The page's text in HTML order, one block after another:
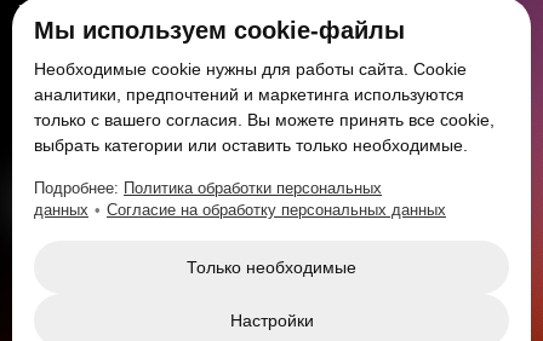
Производство стеклотары
Изготовление
формокомплектов
Нанесение декорации
Мы в соцсетях:
Мы используем cookie-файлы
Необходимые cookie нужны для работы сайта. Cookie
аналитики, предпочтений и маркетинга используются
только с вашего согласия. Вы можете принять все cookie,
выбрать категории или оставить только необходимые.
Подробнее: Политика обработки персональных
данных • Согласие на обработку персональных данных
Только необходимые
Настройки